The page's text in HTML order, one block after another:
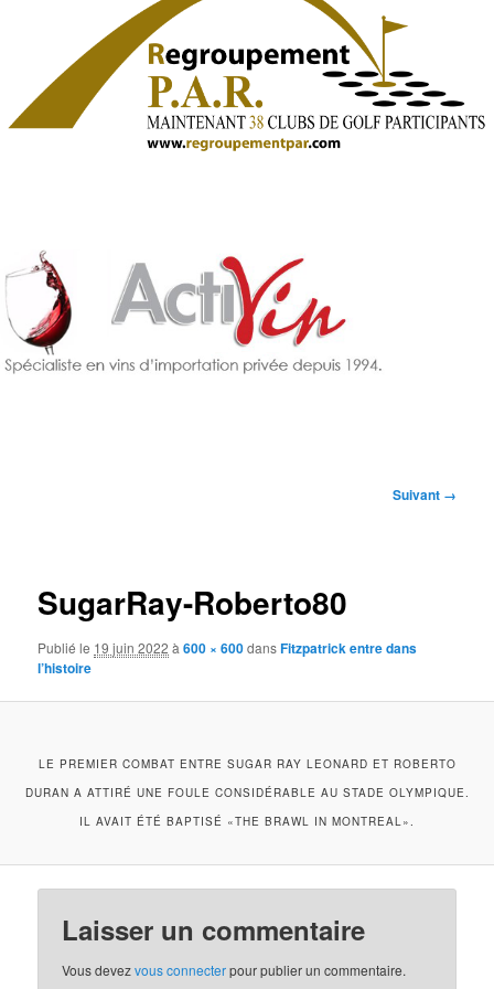
Suivant →
SugarRay-Roberto80
Publié le 19 juin 2022 à600 × 600dansFitzpatrick entre dans
l’histoire
LE PREMIER COMBAT ENTRE SUGAR RAY LEONARD ET ROBERTO
DURAN A ATTIRÉ UNE FOULE CONSIDÉRABLE AU STADE OLYMPIQUE.
IL AVAIT ÉTÉ BAPTISÉ «THE BRAWL IN MONTREAL».
Laisser un commentaire
Vous devezvous connecterpour publier un commentaire.